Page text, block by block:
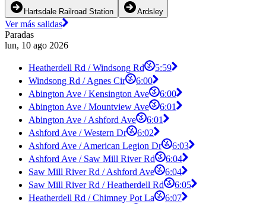
Hartsdale Railroad Station Ardsley
Ver más salidas
Paradas
lun, 10 ago 2026
Heatherdell Rd / Windsong Rd
5:59
Windsong Rd / Agnes Cir
6:00
Abington Ave / Kensington Ave
6:00
Abington Ave / Mountview Ave
6:01
Abington Ave / Ashford Ave
6:01
Ashford Ave / Western Dr
6:02
Ashford Ave / American Legion Dr
6:03
Ashford Ave / Saw Mill River Rd
6:04
Saw Mill River Rd / Ashford Ave
6:04
Saw Mill River Rd / Heatherdell Rd
6:05
Heatherdell Rd / Chimney Pot La
6:07